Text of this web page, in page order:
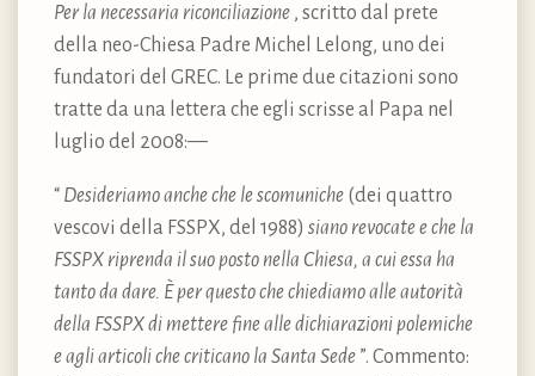
Per la necessaria riconciliazione , scritto dal prete
della neo-Chiesa Padre Michel Lelong, uno dei
fundatori del GREC. Le prime due citazioni sono
tratte da una lettera che egli scrisse al Papa nel
luglio del 2008:—
“ Desideriamo anche che le scomuniche (dei quattro
vescovi della FSSPX, del 1988) siano revocate e che la
FSSPX riprenda il suo posto nella Chiesa, a cui essa ha
tanto da dare. È per questo che chiediamo alle autorità
della FSSPX di mettere fine alle dichiarazioni polemiche
e agli articoli che criticano la Santa Sede ”. Commento: